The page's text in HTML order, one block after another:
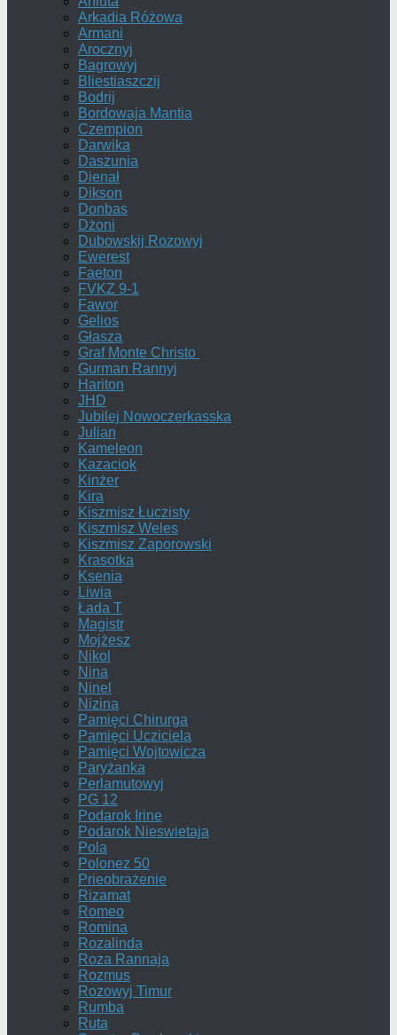
Arkadia Różowa
Armani
Arocznyj
Bagrowyj
Bliestiaszczij
Bodrij
Bordowaja Mantia
Czempion
Darwika
Daszunia
Dienał
Dikson
Donbas
Dżoni
Dubowskij Rozowyj
Ewerest
Faeton
FVKZ 9-1
Fawor
Gelios
Głasza
Graf Monte Christo
Gurman Rannyj
Hariton
JHD
Jubilej Nowoczerkasska
Julian
Kameleon
Kazaciok
Kinżer
Kira
Kiszmisz Łuczisty
Kiszmisz Weles
Kiszmisz Zaporowski
Krasotka
Ksenia
Liwia
Łada T
Magistr
Mojżesz
Nikol
Nina
Ninel
Nizina
Pamięci Chirurga
Pamięci Ucziciela
Pamięci Wojtowicza
Paryżanka
Perlamutowyj
PG 12
Podarok Irine
Podarok Nieswietaja
Pola
Polonez 50
Prieobrażenie
Rizamat
Romeo
Romina
Rozalinda
Roza Rannaja
Rozmus
Rozowyj Timur
Rumba
Ruta